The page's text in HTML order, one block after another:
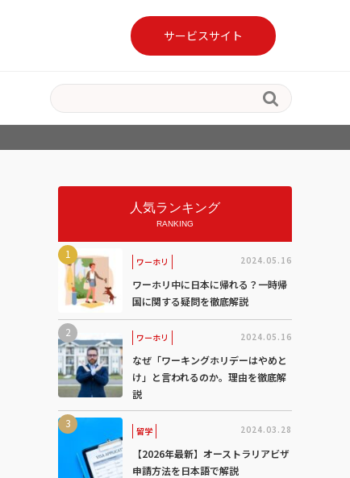
サービスサイト

人気ランキング
RANKING
ワーホリ 2024.05.16
ワーホリ中に日本に帰れる？一時帰
国に関する疑問を徹底解説
ワーホリ 2024.05.16
なぜ「ワーキングホリデーはやめと
け」と言われるのか。理由を徹底解
説
留学 2024.03.28
【2026年最新】オーストラリアビザ
申請方法を日本語で解説